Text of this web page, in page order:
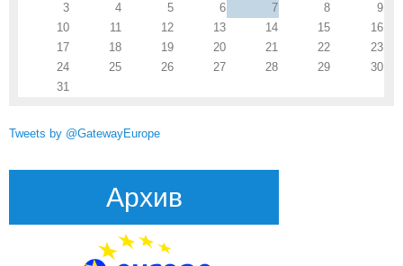
3
4 5 6 7 8
9
10
11 12 13 14 15
16
17
18 19 20 21 22
23
24
25 26 27 28 29
30
31
Tweets by @GatewayEurope
Архив